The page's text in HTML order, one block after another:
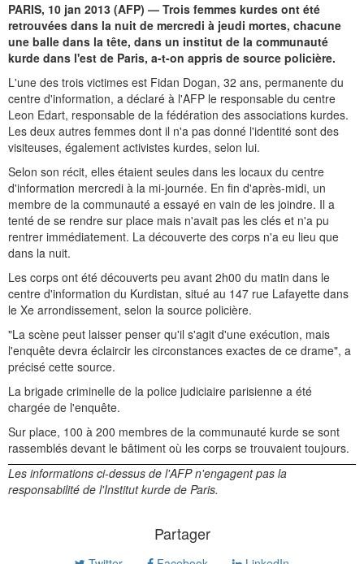
PARIS, 10 jan 2013 (AFP) — Trois femmes kurdes ont été
retrouvées dans la nuit de mercredi à jeudi mortes, chacune
une balle dans la tête, dans un institut de la communauté
kurde dans l'est de Paris, a-t-on appris de source policière.
L'une des trois victimes est Fidan Dogan, 32 ans, permanente du
centre d'information, a déclaré à l'AFP le responsable du centre
Leon Edart, responsable de la fédération des associations kurdes.
Les deux autres femmes dont il n'a pas donné l'identité sont des
visiteuses, également activistes kurdes, selon lui.
Selon son récit, elles étaient seules dans les locaux du centre
d'information mercredi à la mi-journée. En fin d'après-midi, un
membre de la communauté a essayé en vain de les joindre. Il a
tenté de se rendre sur place mais n'avait pas les clés et n'a pu
rentrer immédiatement. La découverte des corps n'a eu lieu que
dans la nuit.
Les corps ont été découverts peu avant 2h00 du matin dans le
centre d'information du Kurdistan, situé au 147 rue Lafayette dans
le Xe arrondissement, selon la source policière.
"La scène peut laisser penser qu'il s'agit d'une exécution, mais
l'enquête devra éclaircir les circonstances exactes de ce drame", a
précisé cette source.
La brigade criminelle de la police judiciaire parisienne a été
chargée de l'enquête.
Sur place, 100 à 200 membres de la communauté kurde se sont
rassemblés devant le bâtiment où les corps se trouvaient toujours.
Les informations ci-dessus de l'AFP n'engagent pas la
responsabilité de l'Institut kurde de Paris.
Partager